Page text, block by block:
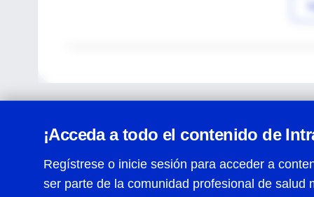
¡Acceda a todo el contenido de
Regístrese o inicie sesión para acceder a
ser parte de la comunidad profesional de salud
Centro de Ayuda